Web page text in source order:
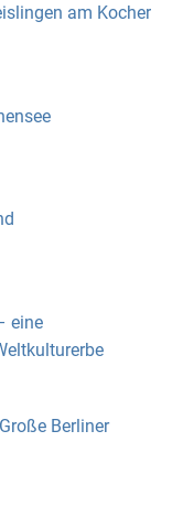
am Kocher
eine
Berliner